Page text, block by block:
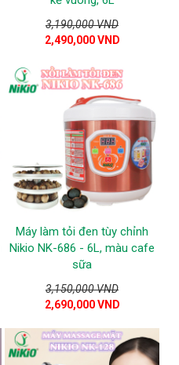
3,190,000 VND
2,490,000 VND
Máy làm tỏi đen tùy chỉnh
Nikio NK-686 - 6L, màu cafe
sữa
3,150,000 VND
2,690,000 VND